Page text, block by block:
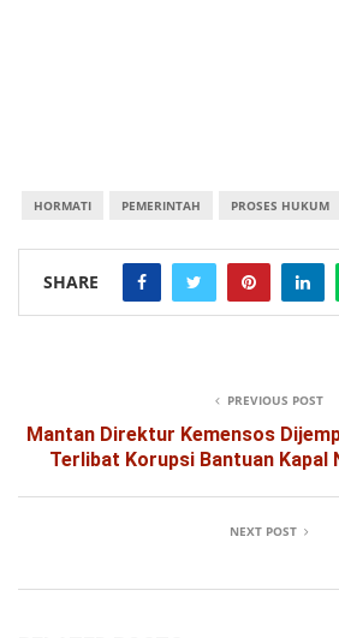
HORMATI PEMERINTAH PROSES HUKUM
SHARE
PREVIOUS POST
Mantan Direktur Kemensos
Terlibat Korupsi Bantuan Kapal
NEXT POST